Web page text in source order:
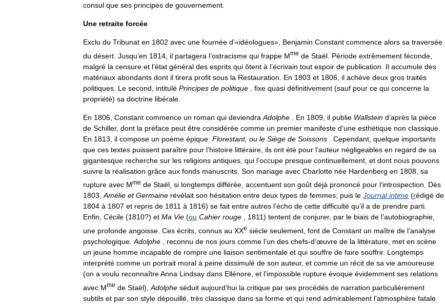
consul que ses principes de gouvernement
Une retraite forcée
Exclu du Tribunat en 1802 avec une fournée d’«idéologues», Benjamin Constant commence alors sa traversée
du désert Jusqu’en 1814 il partagera l’ostracisme qui frappe Mme de Staël Période extrêmement féconde
malgré la censure et l’état général des esprits qui ôtent à l’écrivain tout espoir de publication Il accumule des
matériaux abondants dont il tirera profit sous la Restauration En 1803 et 1806 il achève deux gros traités
politiques Le second intitulé Principes de politique fixe quasi définitivement (sauf pour ce qui concerne la
propriété) sa doctrine libérale
En 1806 Constant commence un roman qui deviendra Adolphe En 1809 il publie Wallstein d’après la pièce
de Schiller, dont la préface peut être considérée comme un premier manifeste d’une esthétique non classique
En 1813 il compose un poème épique: Florestant, ou le Siège de Soissons Cependant quelque importants
que ces textes puissent paraître pour l’histoire littéraire ils ont été pour l’auteur négligeables en regard de sa
gigantesque recherche sur les religions antiques qui l’occupe presque continuellement et dont nous pouvons
suivre la réalisation grâce aux fonds manuscrits Son mariage avec Charlotte née Hardenberg en 1808 sa
rupture avec Mme de Staël si longtemps différée accentuent son goût déjà prononcé pour l’introspection
Dès
1803,Amélie et Germaine révélait son hésitation entre deux types de femmes; puis le Journal intime (rédigé de
1804 à 1807 et repris de 1811 à 1816) se fait entre autres l’écho de cette difficulté qu’il a de prendre parti.
Enfin, Cécile (1810?) et Ma Vie (ou Cahier rouge , 1811) tentent de conjurer, par le biais de l’autobiographie,
une profonde angoisse Ces écrits connus au XXe siècle seulement font de Constant un maître de l’analyse
psychologique Adolphe reconnu de nos jours comme l’un des chefs-d’œuvre de la littérature met en scène
un jeune homme incapable de rompre une liaison sentimentale et qui souffre de faire souffrir. Longtemps
interprété comme un portrait moral à peine dissimulé de son auteur, et comme un récit de sa vie amoureuse
(on a voulu reconnaîtreAnna Lindsay dans Ellénore et l’impossible rupture évoque évidemment ses relations
avec Mme de Staël), Adolphe séduit aujourd’hui la critique par ses procédés de narration particulièrement
subtils et par son style dépouillé très classique dans sa forme et qui rend admirablement l’atmosphère fatale